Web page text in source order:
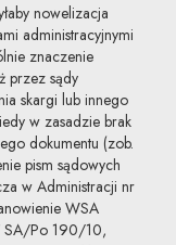
nowelizacja
administracyjnymi
znaczenie
przez sądy
skargi lub innego
w zasadzie brak
dokumentu (zob.
pism sądowych
w Administracji nr
WSA
SA/Po 190/10,